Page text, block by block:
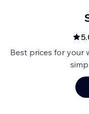
Best prices for your